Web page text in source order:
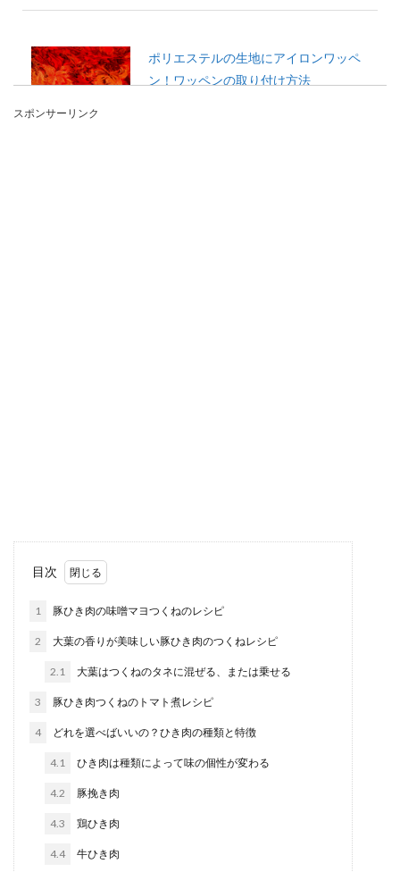
ポリエステルの生地にアイロンワッペ
ン！ワッペンの取り付け方法
ちょっと小腹が空いた夜中に食べたくなるのがお
つまみです。 時間があれば、ちょっとしたご馳走
にしても...
豚ひき肉を使った丼ものを作るなら？
子供も食べやすいレシピ
子供も食べやすい豚ひき肉の丼ものと言えば？子
供が食べてくれるものを作るといつも同じような
スポンサーリンク
目次
1 豚ひき肉の味噌マヨつくねのレシピ
2 大葉の香りが美味しい豚ひき肉のつくねレシピ
2.1 大葉はつくねのタネに混ぜる、または乗せる
3 豚ひき肉つくねのトマト煮レシピ
4 どれを選べばいいの？ひき肉の種類と特徴
4.1 ひき肉は種類によって味の個性が変わる
4.2 豚挽き肉
4.3 鶏ひき肉
4.4 牛ひき肉